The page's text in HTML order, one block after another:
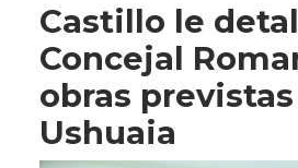
Castillo le
Concejal
obras
Ushuaia